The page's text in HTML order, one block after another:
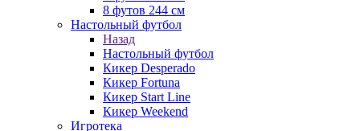
8 футов 244 см
Настольный футбол
Назад
Настольный футбол
Кикер Desperado
Кикер Fortuna
Кикер Start Line
Кикер Weekend
Игротека